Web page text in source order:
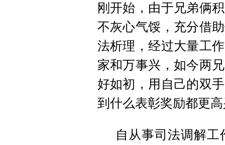
刚开始，由于兄弟俩
不灰心气馁，充分借
法析理，经过大量工
家和万事兴，如今两
好如初，用自己的双
到什么表彰奖励都更
自从事司法调解